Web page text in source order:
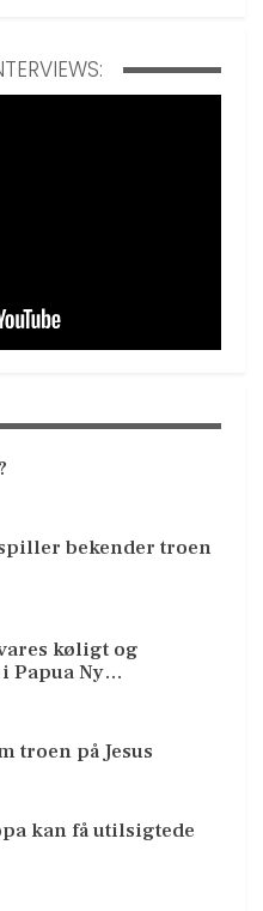
bekender troen
køligt og
Papua Ny…
troen på Jesus
kan få utilsigtede